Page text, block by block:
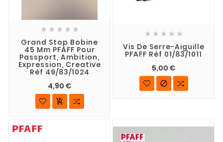
    
Grand Stop Bobine
45 Mm PFAFF Pour
Passport, Ambition,
Expression, Creative
Réf 49/83/1024
4,90 €

    
Vis De Serre-Aiguille
PFAFF Réf 01/83/1011
5,00 €
